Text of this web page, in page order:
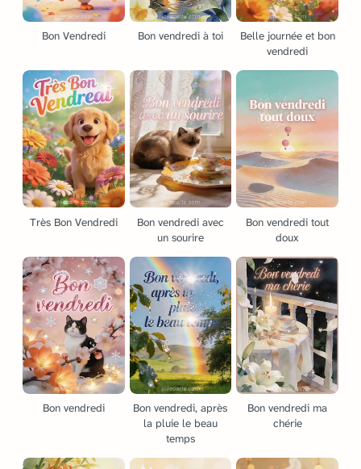
Bon Vendredi Bon vendredi à toi
Belle journée et bon
vendredi
Très Bon Vendredi
Bon vendredi avec
un sourire
Bon vendredi tout
doux
Bon vendredi
Bon vendredi, après
la pluie le beau
temps
Bon vendredi ma
chérie